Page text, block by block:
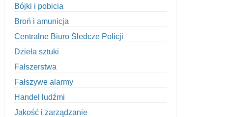
Bójki i pobicia
Broń i amunicja
Centralne Biuro Śledcze Policji
Dzieła sztuki
Fałszerstwa
Fałszywe alarmy
Handel ludźmi
Jakość i zarządzanie